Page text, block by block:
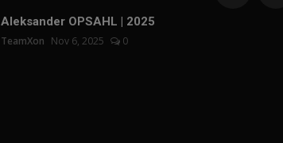
Aleksander OPSAHL | 2025
TeamXon Nov 6, 2025 0